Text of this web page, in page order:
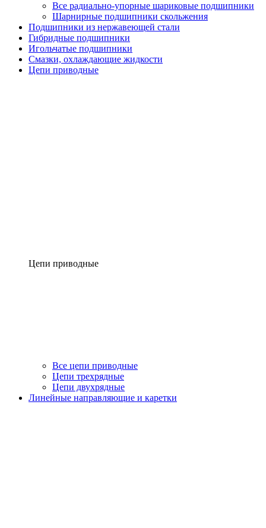
Все радиально-упорные шариковые подшипники
Шарнирные подшипники скольжения
Подшипники из нержавеющей стали
Гибридные подшипники
Игольчатые подшипники
Смазки, охлаждающие жидкости
Цепи приводные
Цепи приводные
Все цепи приводные
Цепи трехрядные
Цепи двухрядные
Линейные направляющие и каретки